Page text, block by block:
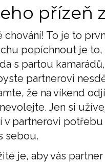
přízeň
chování! To je to
popíchnout je to,
s partou
partnerovi
že na víkend
Jen si
v partnerovi
sebou.
je, aby vás